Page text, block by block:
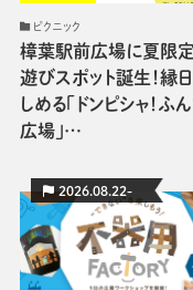
樟葉駅前広場に夏限
遊びスポット誕生！縁
しめる「ドンピシャ！ふ
広場」…
ピクニック
2026.08.22-